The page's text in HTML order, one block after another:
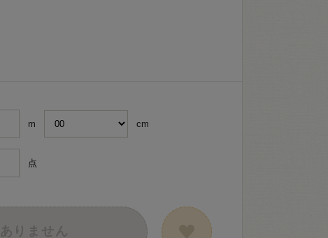
m cm
点